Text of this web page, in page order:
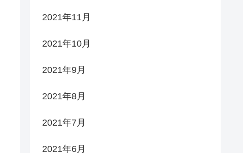
2021年11月
2021年10月
2021年9月
2021年8月
2021年7月
2021年6月